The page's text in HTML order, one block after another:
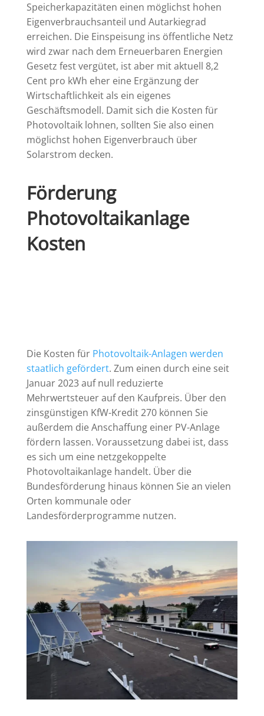
Speicherkapazitäten einen möglichst hohen
Eigenverbrauchsanteil und Autarkiegrad
erreichen. Die Einspeisung ins öffentliche Netz
wird zwar nach dem Erneuerbaren Energien
Gesetz fest vergütet, ist aber mit aktuell 8,2
Cent pro kWh eher eine Ergänzung der
Wirtschaftlichkeit als ein eigenes
Geschäftsmodell. Damit sich die Kosten für
Photovoltaik lohnen, sollten Sie also einen
möglichst hohen Eigenverbrauch über
Solarstrom decken.
Förderung
Photovoltaikanlage
Kosten
Die Kosten für Photovoltaik-Anlagen werden
staatlich gefördert. Zum einen durch eine seit
Januar 2023 auf null reduzierte
Mehrwertsteuer auf den Kaufpreis. Über den
zinsgünstigen KfW-Kredit 270 können Sie
außerdem die Anschaffung einer PV-Anlage
fördern lassen. Voraussetzung dabei ist, dass
es sich um eine netzgekoppelte
Photovoltaikanlage handelt. Über die
Bundesförderung hinaus können Sie an vielen
Orten kommunale oder
Landesförderprogramme nutzen.